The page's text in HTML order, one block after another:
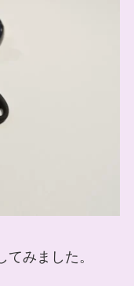
みました。